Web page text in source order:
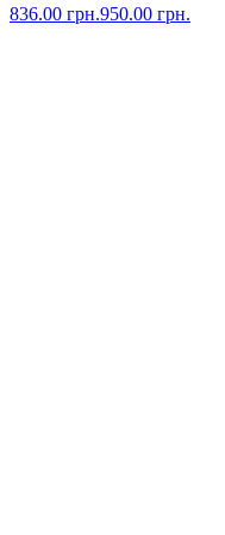
836.00 грн.950.00 грн.